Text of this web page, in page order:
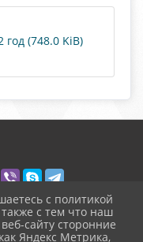
(748.0 KiB)
с политикой
с тем что наш
сайту сторонние
Яндекс Метрика,